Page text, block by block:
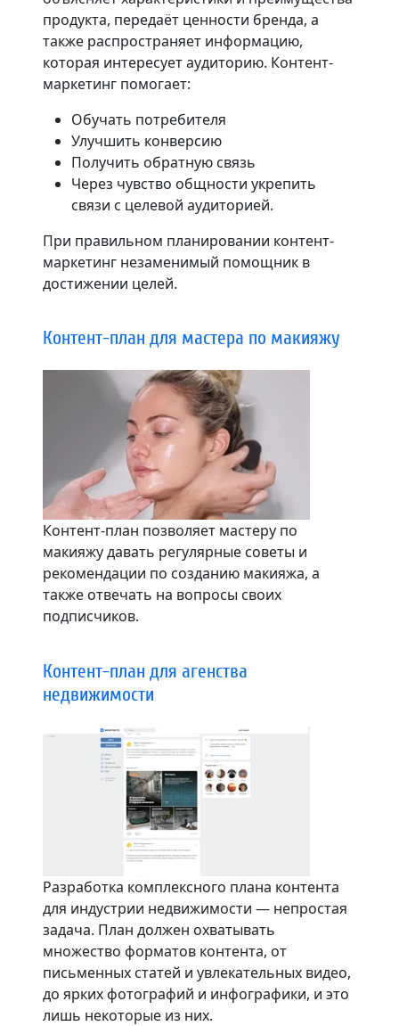
продукта, передаёт ценности бренда, а
также распространяет информацию,
которая интересует аудиторию. Контент-
маркетинг помогает:
Обучать потребителя
Улучшить конверсию
Получить обратную связь
Через чувство общности укрепить
связи с целевой аудиторией.
При правильном планировании контент-
маркетинг незаменимый помощник в
достижении целей.
Контент-план для мастера по макияжу
Контент-план позволяет мастеру по
макияжу давать регулярные советы и
рекомендации по созданию макияжа, а
также отвечать на вопросы своих
подписчиков.
Контент-план для агенства
недвижимости
Разработка комплексного плана контента
для индустрии недвижимости — непростая
задача. План должен охватывать
множество форматов контента, от
письменных статей и увлекательных видео,
до ярких фотографий и инфографики, и это
лишь некоторые из них.